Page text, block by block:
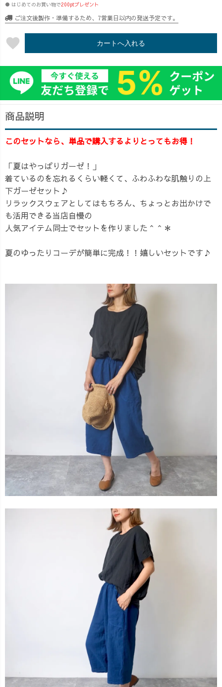
● はじめてのお買い物で200ptプレゼント
ご注文後製作・準備するため、7営業日以内の発送予定です。
favorite カートへ入れる
商品説明
このセットなら、単品で購入するよりとってもお得！
「夏はやっぱりガーゼ！」
着ているのを忘れるくらい軽くて、ふわふわな肌触りの上
下ガーゼセット♪
リラックスウェアとしてはもちろん、ちょっとお出かけで
も活用できる当店自慢の
人気アイテム同士でセットを作りました＾＾＊
夏のゆったりコーデが簡単に完成！！嬉しいセットです♪